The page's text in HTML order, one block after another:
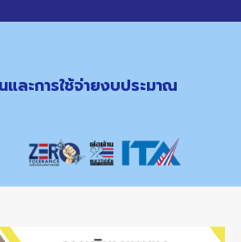
และการใช้จ่ายงบประมาณ